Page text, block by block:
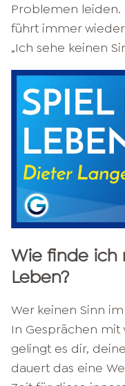
Problemen leiden.
führt immer
„Ich sehe keinen
Wie finde ich
Leben?
Wer keinen Sinn
In Gesprächen mit
gelingt es dir,
dauert das eine